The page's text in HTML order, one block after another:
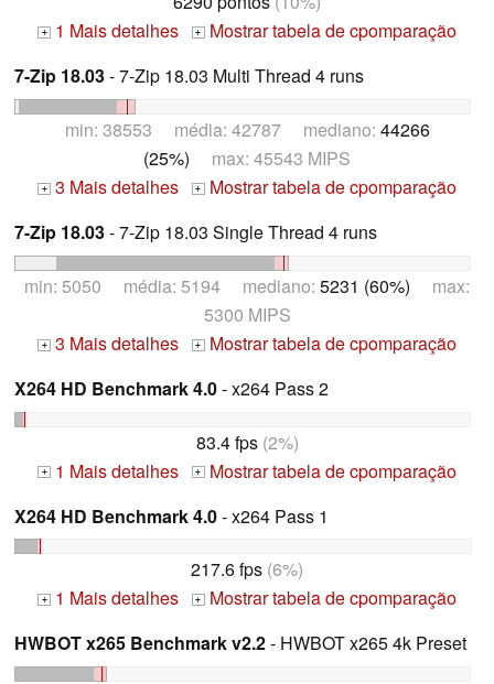
+ 1 Mais detalhes + Mostrar tabela de cpomparação
7-Zip 18.03- 7-Zip 18.03 Multi Thread 4 runs
min: 38553 média: 42787 mediano: 44266
(25%) max: 45543 MIPS
+ 3 Mais detalhes + Mostrar tabela de cpomparação
7-Zip 18.03- 7-Zip 18.03 Single Thread 4 runs
min: 5050 média: 5194 mediano: 5231 (60%) max:
5300 MIPS
+ 3 Mais detalhes + Mostrar tabela de cpomparação
X264 HD Benchmark 4.0- x264 Pass 2
83.4 fps(2%)
+ 1 Mais detalhes + Mostrar tabela de cpomparação
X264 HD Benchmark 4.0- x264 Pass 1
217.6 fps (6%)
+ 1 Mais detalhes + Mostrar tabela de cpomparação
HWBOT x265 Benchmark v2.2- HWBOT x265 4k Preset